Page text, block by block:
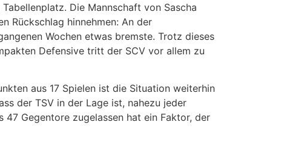
Die Mannschaft von Sascha
Rückschlag hinnehmen: An der
Wochen etwas bremste. Trotz dieses
Defensive tritt der SCV vor allem zu
aus 17 Spielen ist die Situation weiterhin
der TSV in der Lage ist, nahezu jeder
Gegentore zugelassen hat ein Faktor, der